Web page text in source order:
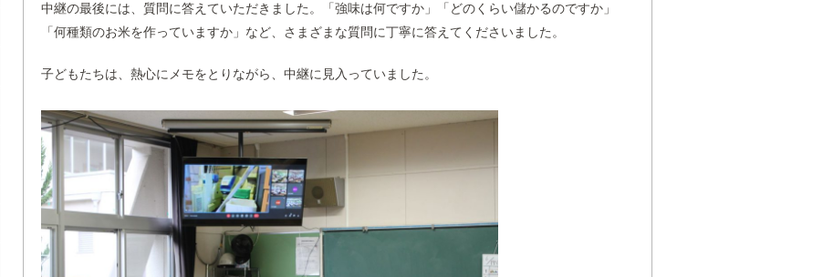
中継の最後には、質問に答えていただきました。「強味は何ですか」「どのくらい儲かるのですか」
「何種類のお米を作っていますか」など、さまざまな質問に丁寧に答えてくださいました。
子どもたちは、熱心にメモをとりながら、中継に見入っていました。